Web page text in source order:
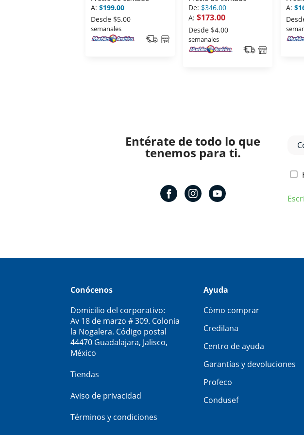
A: $199.00
Desde $5.00
semanales
De: $346.00
A: $173.00
Desde $4.00
semanales
A:
Entérate de todo lo que
tenemos para ti.
Conócenos
Domicilio del corporativo:
Av 18 de marzo # 309. Colonia
la Nogalera. Código postal
44470 Guadalajara, Jalisco,
México
Tiendas
Aviso de privacidad
Términos y condiciones
Ayuda
Cómo comprar
Credilana
Centro de ayuda
Garantías y devoluciones
Profeco
Condusef